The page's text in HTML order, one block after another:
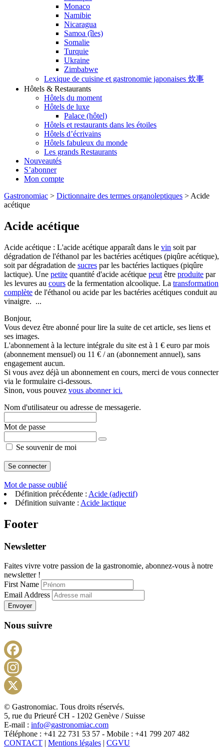
Monaco
Namibie
Nicaragua
Samoa (îles)
Somalie
Turquie
Ukraine
Zimbabwe
Lexique de cuisine et gastronomie japonaises 炊事
Hôtels & Restaurants
Hôtels du moment
Hôtels de luxe
Palace (hôtel)
Hôtels et restaurants dans les étoiles
Hôtels d’écrivains
Hôtels fabuleux du monde
Les grands Restaurants
Nouveautés
S’abonner
Mon compte
Gastronomiac > Dictionnaire des termes organoleptiques > Acide
acétique
Acide acétique
Acide acétique : L'acide acétique apparaît dans le vin soit par
dégradation de l'éthanol par les bactéries acétiques (piqûre acétique),
soit par dégradation de sucres par les bactéries lactiques (piqûre
lactique). Une petite quantité d'acide acétique peut être produite par
les levures au cours de la fermentation alcoolique. La transformation
complète de l'éthanol ou acide par les bactéries acétiques conduit au
vinaigre. ...
Bonjour,
Vous devez être abonné pour lire la suite de cet article, ses liens et
ses images.
L'abonnement à la lecture intégrale du site est à 1 € euro par mois
(abonnement mensuel) ou 11 € / an (abonnement annuel), sans
engagement aucun.
Si vous avez déjà un abonnement en cours, merci de vous connecter
via le formulaire ci-dessous.
Sinon, vous pouvez vous abonner ici.
Nom d'utilisateur ou adresse de messagerie.
Mot de passe
Se souvenir de moi
Mot de passe oublié
Définition précédente : Acide (adjectif)
Définition suivante : Acide lactique
Footer
Newsletter
Faites vivre votre passion de la gastronomie, abonnez-vous à notre
newsletter !
First Name
Email Address
Envoyer
Nous suivre
X
© Gastronomiac. Tous droits réservés.
5, rue du Prieuré CH - 1202 Genève / Suisse
E-mail : info@gastronomiac.com
Téléphone : +41 22 731 53 57 - Mobile : +41 799 207 482
CONTACT | Mentions légales | CGVU